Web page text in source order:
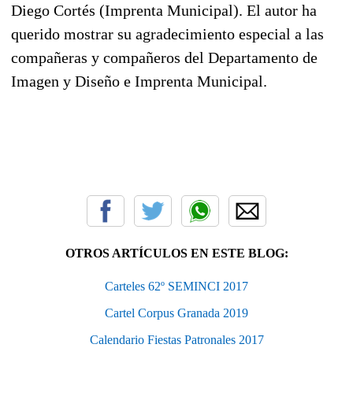
Diego Cortés (Imprenta Municipal). El autor ha
querido mostrar su agradecimiento especial a las
compañeras y compañeros del Departamento de
Imagen y Diseño e Imprenta Municipal.
OTROS ARTÍCULOS EN ESTE BLOG:
Carteles 62º SEMINCI 2017
Cartel Corpus Granada 2019
Calendario Fiestas Patronales 2017